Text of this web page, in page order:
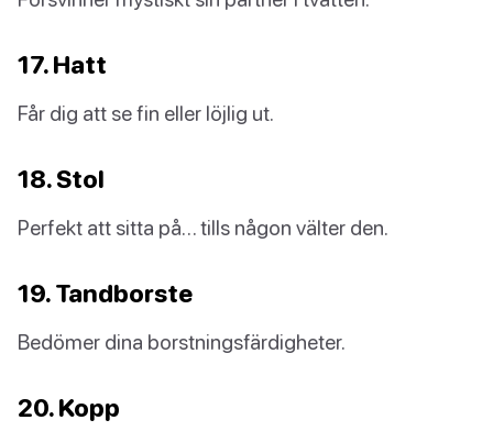
17. Hatt
Får dig att se fin eller löjlig ut.
18. Stol
Perfekt att sitta på… tills någon välter den.
19. Tandborste
Bedömer dina borstningsfärdigheter.
20. Kopp